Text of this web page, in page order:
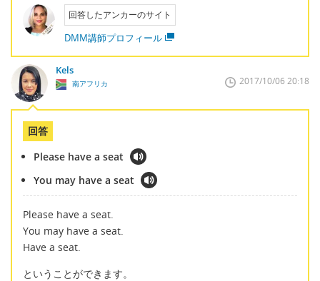
回答したアンカーのサイト
DMM講師プロフィール
Kels
南アフリカ 2017/10/06 20:18
回答
Please have a seat
You may have a seat
Please have a seat.
You may have a seat.
Have a seat.
ということができます。